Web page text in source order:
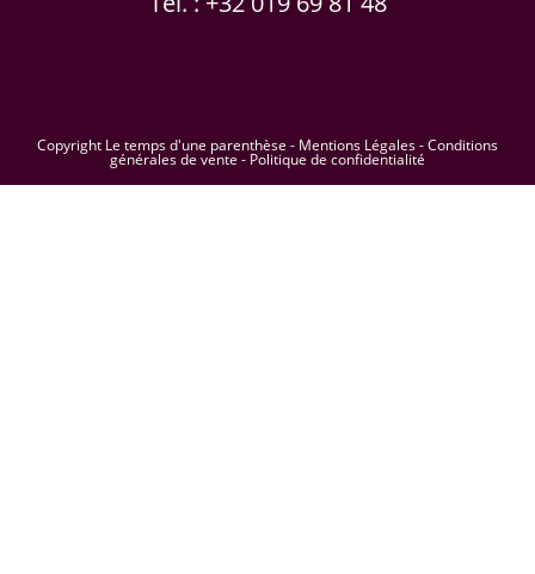
Copyright Le temps d'une parenthèse - Mentions Légales-Conditions
générales de vente - Politique de confidentialité